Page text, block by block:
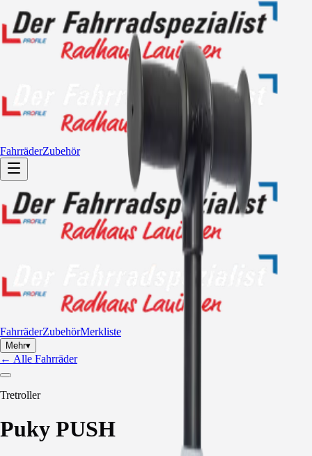
FahrräderZubehör
FahrräderZubehörMerkliste
Mehr▾
← Alle Fahrräder
Tretroller
Puky PUSH